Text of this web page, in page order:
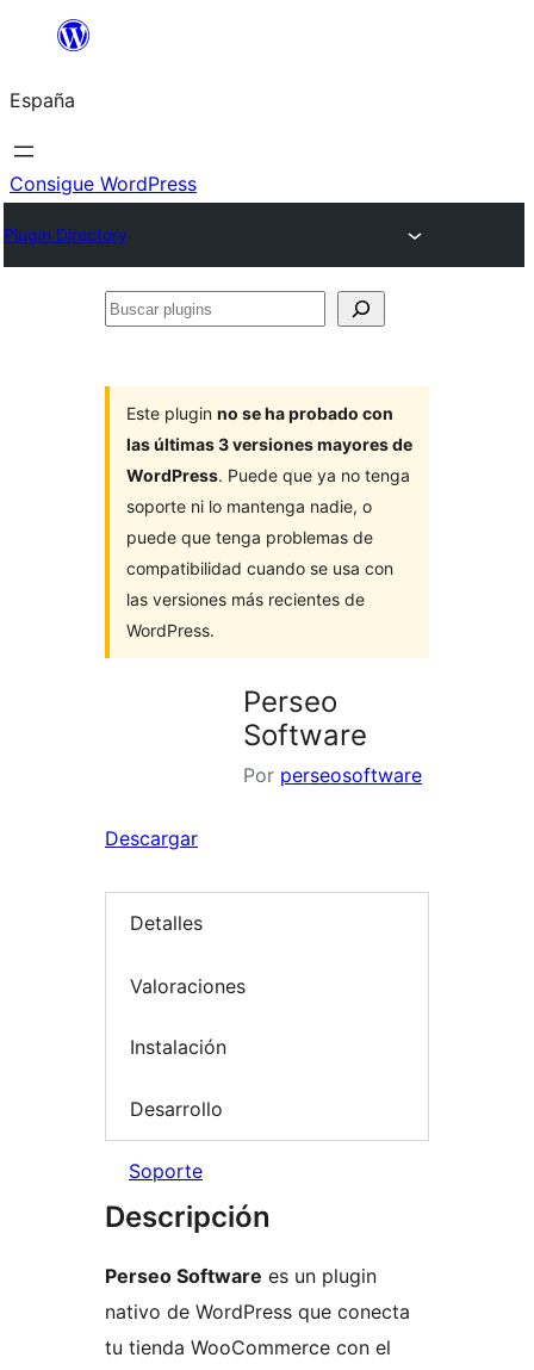
Saltar
contenido
España
Consigue WordPress
Plugin Directory
Buscar
Este plugin no se ha probado con
las últimas 3 versiones mayores de
WordPress. Puede que ya no tenga
soporte ni lo mantenga nadie, o
puede que tenga problemas de
compatibilidad cuando se usa con
las versiones más recientes de
WordPress.
Perseo
Software
Por perseosoftware
Descargar
Detalles
Valoraciones
Instalación
Desarrollo
Soporte
Descripción
Perseo Software es un plugin
nativo de WordPress que conecta
tu tienda WooCommerce con el